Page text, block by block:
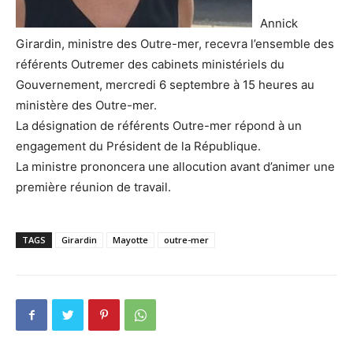
Annick
Girardin, ministre des Outre-mer, recevra l’ensemble des
référents Outremer des cabinets ministériels du
Gouvernement, mercredi 6 septembre à 15 heures au
ministère des Outre-mer.
La désignation de référents Outre-mer répond à un
engagement du Président de la République.
La ministre prononcera une allocution avant d’animer une
première réunion de travail.
TAGS Girardin Mayotte outre-mer